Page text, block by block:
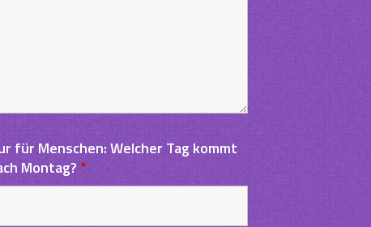
für Menschen: Welcher Tag kommt
Montag?*